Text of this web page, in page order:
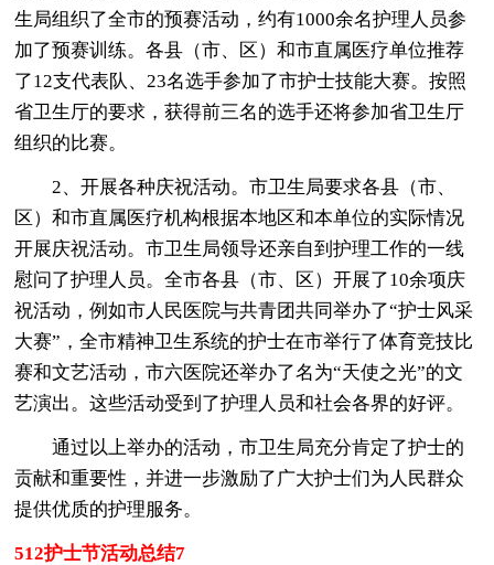
生局组织了全市的预赛活动，约有1000余名护理人员参
加了预赛训练。各县（市、区）和市直属医疗单位推荐
了12支代表队、23名选手参加了市护士技能大赛。按照
省卫生厅的要求，获得前三名的选手还将参加省卫生厅
组织的比赛。
2、开展各种庆祝活动。市卫生局要求各县（市、
区）和市直属医疗机构根据本地区和本单位的实际情况
开展庆祝活动。市卫生局领导还亲自到护理工作的一线
慰问了护理人员。全市各县（市、区）开展了10余项庆
祝活动，例如市人民医院与共青团共同举办了“护士风采
大赛”，全市精神卫生系统的护士在市举行了体育竞技比
赛和文艺活动，市六医院还举办了名为“天使之光”的文
艺演出。这些活动受到了护理人员和社会各界的好评。
通过以上举办的活动，市卫生局充分肯定了护士的
贡献和重要性，并进一步激励了广大护士们为人民群众
提供优质的护理服务。
512护士节活动总结7